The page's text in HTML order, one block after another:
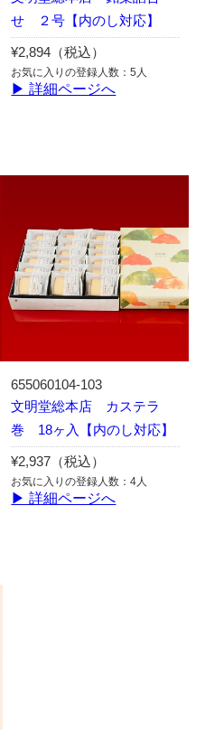
せ ２号【内のし対応】
¥2,894（税込）
お気に入りの登録人数：5人
▶ 詳細ページへ
655060104-103
文明堂総本店 カステラ
巻 18ヶ入【内のし対応】
¥2,937（税込）
お気に入りの登録人数：4人
▶ 詳細ページへ